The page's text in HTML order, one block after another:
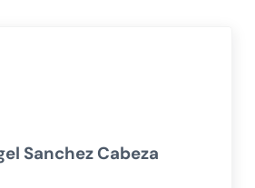
Sanchez Cabeza